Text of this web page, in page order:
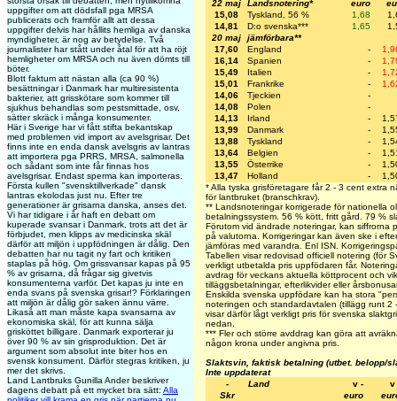
uppgifter om att dödsfall pga MRSA
publicerats och framför allt att dessa
uppgifter delvis har hållits hemliga av danska
myndigheter, är nog av betydelse. Två
journalister har stått under åtal för att ha röjt
hemligheter om MRSA och nu även dömts till
böter.
Blott faktum att nästan alla (ca 90 %)
besättningar i Danmark har multiresistenta
bakterier, att grisskötare som kommer till
sjukhus behandlas som pestsmittade, osv,
sätter skräck i många konsumenter.
Här i Sverige har vi fått stifta bekantskap
med problemen vid import av avelsgrisar. Det
finns inte en enda dansk avelsgris av lantras
att importera pga PRRS, MRSA, salmonella
och sådant som inte får finnas hos
avelsgrisar. Endast sperma kan importeras.
Första kullen "svensktillverkade" dansk
lantras ekolodas just nu. Efter tre
generationer är grisarna danska, anses det.
Vi har tidigare i år haft en debatt om
kuperade svansar i Danmark, trots att det är
förbjudet, men klipps av medicinska skäl
därför att miljön i uppfödningen är dålig. Den
debatten har nu tagit ny fart och kritiken
staplas på hög. Om grissvansar kapas på 95
% av grisarna, då frågar sig givetvis
konsumenterna varför. Det kapas ju inte en
enda svans på svenska grisar!? Förklaringen
att miljön är dålig gör saken ännu värre.
Likaså att man måste kapa svansarna av
ekonomiska skäl, för att kunna sälja
grisköttet billigare. Danmark exporterar ju
över 90 % av sin grisproduktion. Det är
argument som absolut inte biter hos en
svensk konsument. Därför stegras kritiken, ju
mer det skrivs.
Land Lantbruks Gunilla Ander beskriver
dagens debatt på ett mycket bra sätt: Alla
22 maj
Landsnotering* euro
15,08
Tyskland, 56 % 1,68
14,81
D:o svenska*** 1,65
20 maj
jämförbara**
17,60
England -
16,14
Spanien -
15,49
Italien -
15,01
Frankrike -
14,06
Tjeckien
-
14,08
Polen
-
14,13
Irland -
13,99
Danmark -
13,88
Tyskland -
13,64
Belgien -
13,55
Österrike -
13,47
Holland -
* Alla tyska grisföretagare får 2 - 3 cent extra
för lantbruket (branschkrav).
** Landsnoteringar korrigerade för nationella
betalningssystem. 56 % kött, fritt gård. 79 %
Förutom vid ändrade noteringar, kan siffrorna
på valutorna. Korrigeringar kan även ske i
jämföras med varandra. Enl ISN.
Tabellen visar redovisad officiell notering (för
verkligt utbetalda pris uppfödaren får.
avdrag för veckans aktuella köttprocent och
tilläggsbetalningar, efterlikvider eller
Enskilda svenska uppfödare kan ha stora
noteringen och standardavtalen (tillägg runt 2
visar därför lågt verkligt pris för svenska
nedan.
*** Fler och större avddrag kan göra att
någon krona under angivna pris.
Slaktsvin, faktisk betalning (utbet. belopp/
Inte uppdaterat
-
Land v -
v
Skr
euro